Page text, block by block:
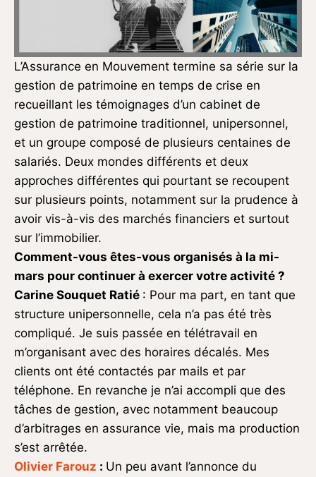
L’Assurance en Mouvement termine sa série sur la
gestion de patrimoine en temps de crise en
recueillant les témoignages d’un cabinet de
gestion de patrimoine traditionnel, unipersonnel,
et un groupe composé de plusieurs centaines de
salariés. Deux mondes différents et deux
approches différentes qui pourtant se recoupent
sur plusieurs points, notamment sur la prudence à
avoir vis-à-vis des marchés financiers et surtout
sur l’immobilier.
Comment-vous êtes-vous organisés à la mi-
mars pour continuer à exercer votre activité ?
Carine Souquet Ratié : Pour ma part, en tant que
structure unipersonnelle, cela n’a pas été très
compliqué. Je suis passée en télétravail en
m’organisant avec des horaires décalés. Mes
clients ont été contactés par mails et par
téléphone. En revanche je n’ai accompli que des
tâches de gestion, avec notamment beaucoup
d’arbitrages en assurance vie, mais ma production
s’est arrêtée.
Olivier Farouz : Un peu avant l’annonce du